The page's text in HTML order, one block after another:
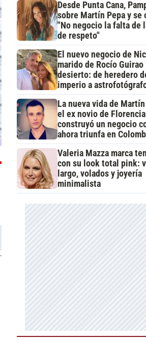
Desde Punta Cana,
sobre Martín Pepa y se
"No negocio la falta de
de respeto"
El nuevo negocio de
marido de Rocío Guirao
desierto: de heredero
imperio a
La nueva vida de Martín
el ex novio de
construyó un negocio
ahora triunfa en
Valeria Mazza marca
con su look total pink:
largo, volados y joyería
minimalista